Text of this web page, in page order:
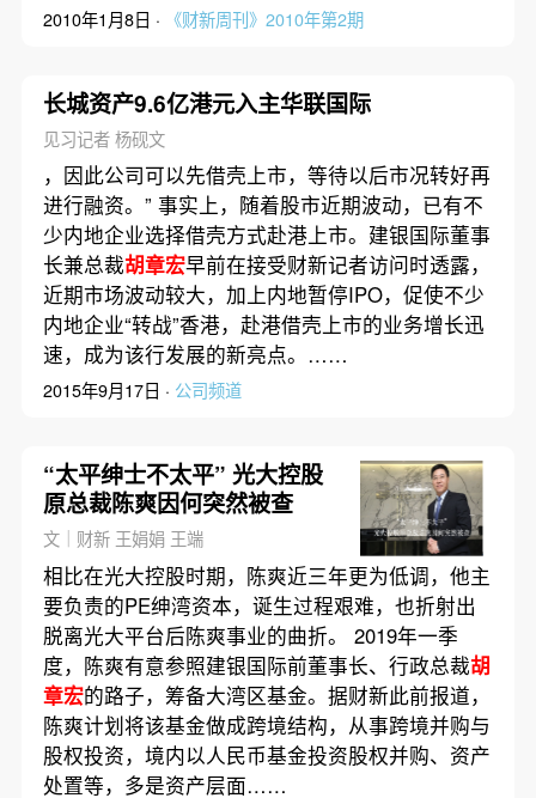
2010年1月8日 · 《财新周刊》2010年第2期
长城资产9.6亿港元入主华联国际
见习记者 杨砚文
，因此公司可以先借壳上市，等待以后市况转好再
进行融资。” 事实上，随着股市近期波动，已有不
少内地企业选择借壳方式赴港上市。建银国际董事
长兼总裁胡章宏早前在接受财新记者访问时透露，
近期市场波动较大，加上内地暂停IPO，促使不少
内地企业“转战”香港，赴港借壳上市的业务增长迅
速，成为该行发展的新亮点。……
2015年9月17日 · 公司频道
“太平绅士不太平” 光大控股
原总裁陈爽因何突然被查
文｜财新 王娟娟 王端
相比在光大控股时期，陈爽近三年更为低调，他主
要负责的PE绅湾资本，诞生过程艰难，也折射出
脱离光大平台后陈爽事业的曲折。 2019年一季
度，陈爽有意参照建银国际前董事长、行政总裁胡
章宏的路子，筹备大湾区基金。据财新此前报道，
陈爽计划将该基金做成跨境结构，从事跨境并购与
股权投资，境内以人民币基金投资股权并购、资产
处置等，多是资产层面……